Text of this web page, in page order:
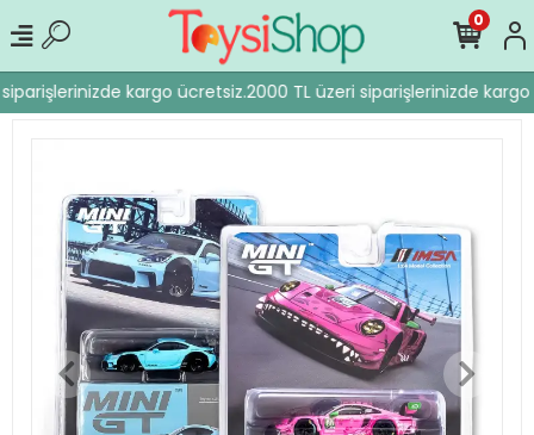
kargo ücretsiz.2000 TL üzeri siparişlerinizde kargo
0